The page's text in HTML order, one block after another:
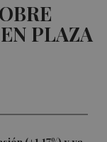
PLAZA